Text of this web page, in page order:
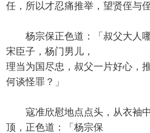
任，所以才忍痛推举，望贤侄与
杨宗保正色道：「叔父大人哪
宋臣子，杨门男儿，
理当为国尽忠，叔父一片好心，
何谈怪罪？」
寇准欣慰地点点头，从衣袖中
顶，正色道：「杨宗保